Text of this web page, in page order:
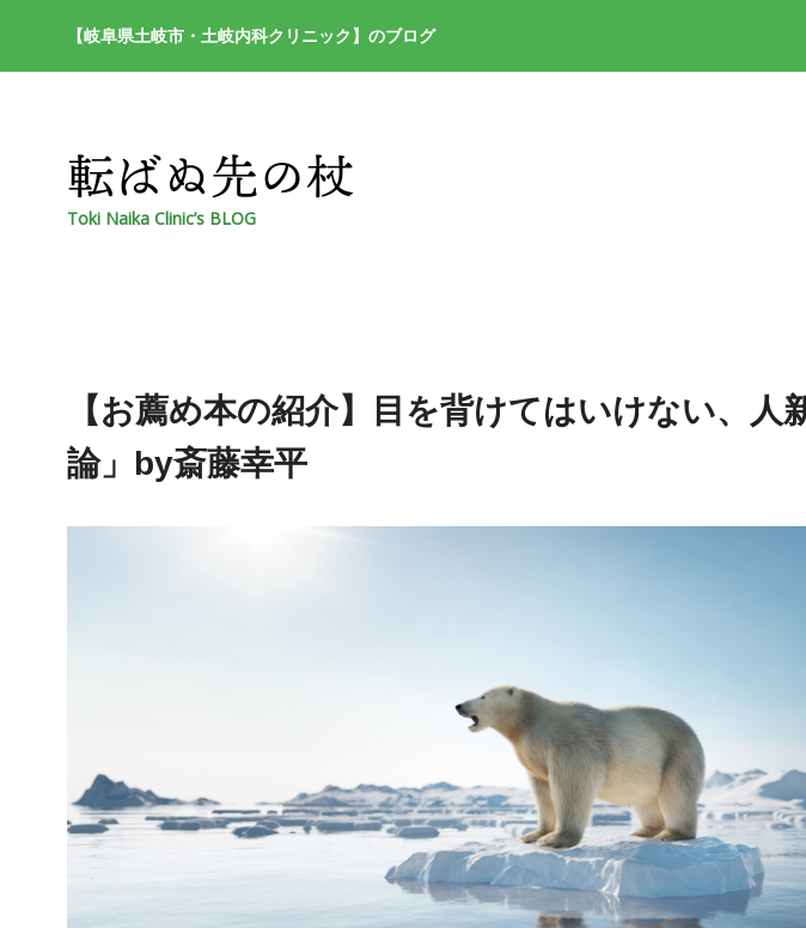
【岐阜県土岐市・土岐内科クリニック】のブログ
Toki Naika Clinic’s BLOG
【お薦め本の紹介】目を背けてはいけない、人
論」by斎藤幸平